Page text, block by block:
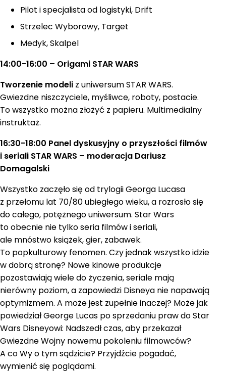
Pilot i specjalista od logistyki, Drift
Strzelec Wyborowy, Target
Medyk, Skalpel
14:00-16:00 – Origami STAR WARS
Tworzenie modeli z uniwersum STAR WARS.
Gwiezdne niszczyciele, myśliwce, roboty, postacie.
To wszystko można złożyć z papieru. Multimedialny
instruktaż.
16:30-18:00 Panel dyskusyjny o przyszłości filmów
i seriali STAR WARS – moderacja Dariusz
Domagalski
Wszystko zaczęło się od trylogii Georga Lucasa
z przełomu lat 70/80 ubiegłego wieku, a rozrosło się
do całego, potężnego uniwersum. Star Wars
to obecnie nie tylko seria filmów i seriali,
ale mnóstwo książek, gier, zabawek.
To popkulturowy fenomen. Czy jednak wszystko idzie
w dobrą stronę? Nowe kinowe produkcje
pozostawiają wiele do życzenia, seriale mają
nierówny poziom, a zapowiedzi Disneya nie napawają
optymizmem. A może jest zupełnie inaczej? Może jak
powiedział George Lucas po sprzedaniu praw do Star
Wars Disneyowi: Nadszedł czas, aby przekazał
Gwiezdne Wojny nowemu pokoleniu filmowców?
A co Wy o tym sądzicie? Przyjdźcie pogadać,
wymienić się poglądami.